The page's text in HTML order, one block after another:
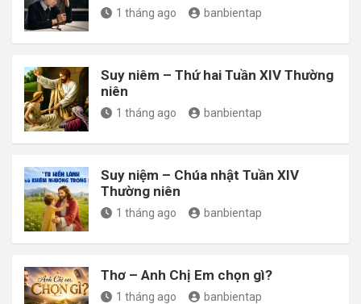
1 tháng ago banbientap
Suy niêm – Thứ hai Tuần XIV Thường
niên
1 tháng ago banbientap
Suy niệm – Chúa nhật Tuần XIV
Thường niên
1 tháng ago banbientap
Thơ – Anh Chị Em chọn gì?
1 tháng ago banbientap